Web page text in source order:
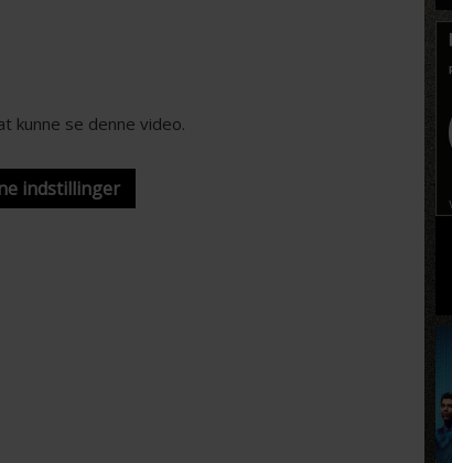
kunne se denne video.
indstillinger